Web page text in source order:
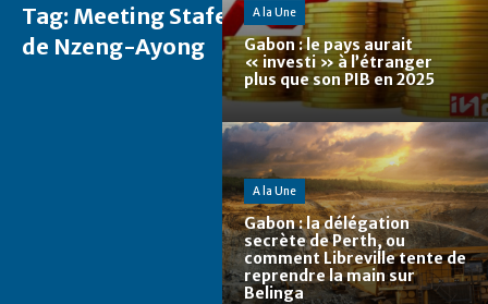
Tag: Meeting Stafe
de Nzeng-Ayong
A la Une
Gabon : le pays aurait
« investi » à l’étranger
plus que son PIB en 2025
A la Une
Gabon : la délégation
secrète de Perth, ou
comment Libreville tente de
reprendre la main sur
Belinga